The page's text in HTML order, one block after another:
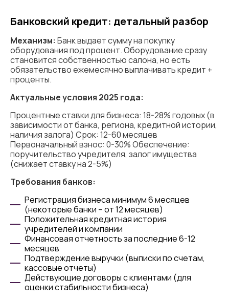
Банковский кредит: детальный разбор
Механизм: Банк выдает сумму на покупку
оборудования под процент. Оборудование сразу
становится собственностью салона, но есть
обязательство ежемесячно выплачивать кредит +
проценты.
Актуальные условия 2025 года:
Процентные ставки для бизнеса: 18-28% годовых (в
зависимости от банка, региона, кредитной истории,
наличия залога) Срок: 12-60 месяцев
Первоначальный взнос: 0-30% Обеспечение:
поручительство учредителя, залог имущества
(снижает ставку на 2-5%)
Требования банков:
Регистрация бизнеса минимум 6 месяцев
(некоторые банки – от 12 месяцев)
Положительная кредитная история
учредителей и компании
Финансовая отчетность за последние 6-12
месяцев
Подтверждение выручки (выписки по счетам,
кассовые отчеты)
Действующие договоры с клиентами (для
оценки стабильности бизнеса)